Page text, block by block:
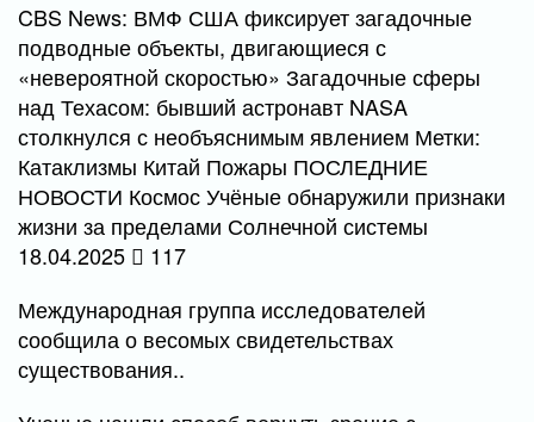
CBS News: ВМФ США фиксирует загадочные
подводные объекты, двигающиеся с
«невероятной скоростью» Загадочные сферы
над Техасом: бывший астронавт NASA
столкнулся с необъяснимым явлением Метки:
Катаклизмы Китай Пожары ПОСЛЕДНИЕ
НОВОСТИ Космос Учёные обнаружили признаки
жизни за пределами Солнечной системы
18.04.2025
117
Международная группа исследователей
сообщила о весомых свидетельствах
существования..